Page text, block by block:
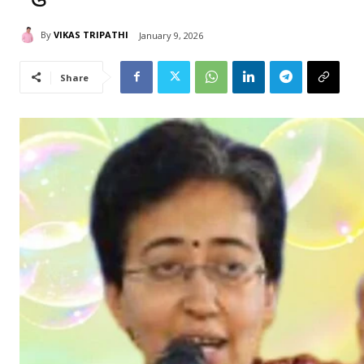
By VIKAS TRIPATHI January 9, 2026
Share